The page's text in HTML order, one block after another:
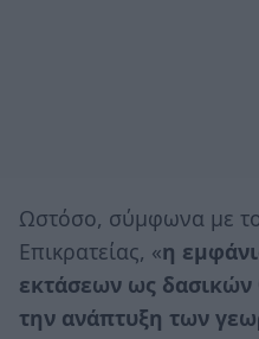
Ωστόσο, σύμφωνα με
Επικρατείας, «η
εκτάσεων ως δασικών
την ανάπτυξη των